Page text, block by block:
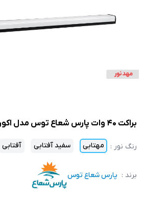
براکت 40 وات پارس شعاع توس مدل اکورن
رنگ نور : مهتابی سفید آفتابی آفتابی
برند : پارس شعاع توس